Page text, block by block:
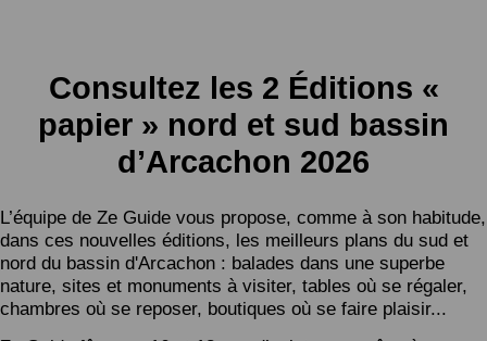
Consultez les 2 Éditions «
papier » nord et sud bassin
d’Arcachon 2026
L’équipe de Ze Guide vous propose, comme à son habitude,
dans ces nouvelles éditions, les meilleurs plans du sud et
nord du bassin d'Arcachon : balades dans une superbe
nature, sites et monuments à visiter, tables où se régaler,
chambres où se reposer, boutiques où se faire plaisir...